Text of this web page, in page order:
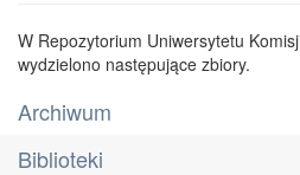
W Repozytorium Uniwersytetu
wydzielono następujące zbiory.
Archiwum
Biblioteki